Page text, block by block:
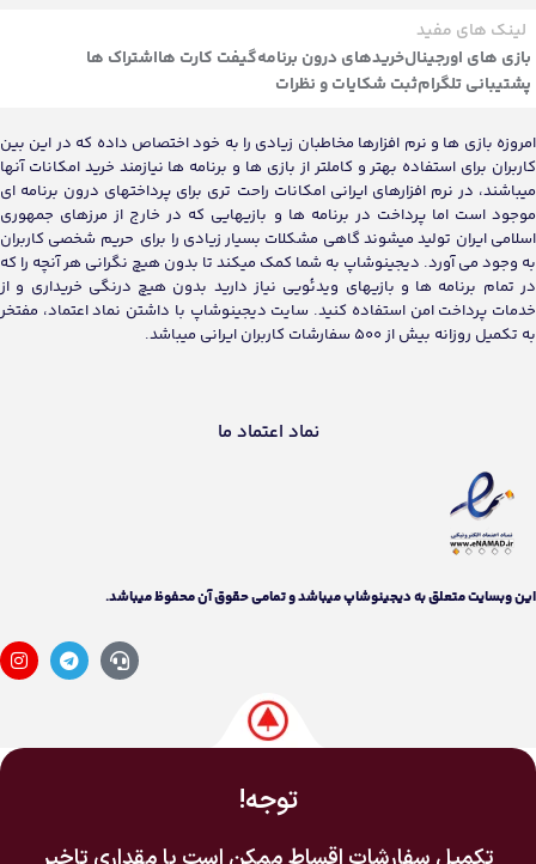
لینک های مفید
بازی های اورجینالخریدهای درون برنامهگیفت کارت هااشتراک ها
پشتیبانی تلگرامثبت شکایات و نظرات
امروزه بازی ها و نرم افزارها مخاطبان زیادی را به خود اختصاص داده که در این بین
کاربران برای استفاده بهتر و کاملتر از بازی ها و برنامه ها نیازمند خرید امکانات آنها
میباشند، در نرم افزارهای ایرانی امکانات راحت تری برای پرداختهای درون برنامه ای
موجود است اما پرداخت در برنامه ها و بازیهایی که در خارج از مرزهای جمهوری
اسلامی ایران تولید میشوند گاهی مشکلات بسیار زیادی را برای حریم شخصی کاربران
به وجود می آورد. دیجینوشاپ به شما کمک میکند تا بدون هیچ نگرانی هر آنچه را که
در تمام برنامه ها و بازیهای ویدئویی نیاز دارید بدون هیچ درنگی خریداری و از
خدمات پرداخت امن استفاده کنید. سایت دیجینوشاپ با داشتن نماد اعتماد، مفتخر
به تکمیل روزانه بیش از 500 سفارشات کاربران ایرانی میباشد.
نماد اعتماد ما
اين وبسايت متعلق به دیجینوشاپ ميباشد و تمامی حقوق آن محفوظ ميباشد.
توجه!